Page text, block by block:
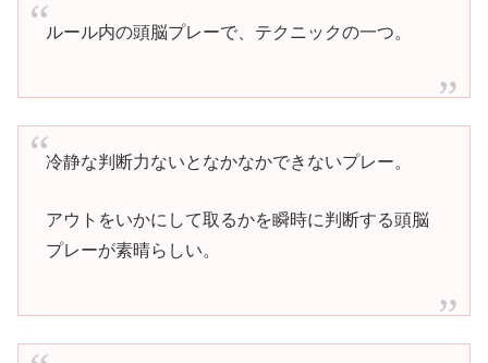
ルール内の頭脳プレーで、テクニックの一つ。
冷静な判断力ないとなかなかできないプレー。
アウトをいかにして取るかを瞬時に判断する頭脳
プレーが素晴らしい。